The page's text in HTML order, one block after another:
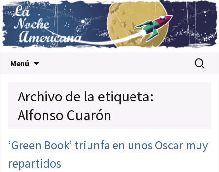
Menú Buscar:
Archivo de la etiqueta:
Alfonso Cuarón
‘Green Book’ triunfa en unos Oscar muy
repartidos